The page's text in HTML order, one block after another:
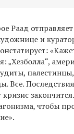
Раад
и
„Хезболла“,
Все.
кризис
чтобы